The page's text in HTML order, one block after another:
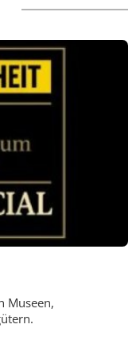
Museen,